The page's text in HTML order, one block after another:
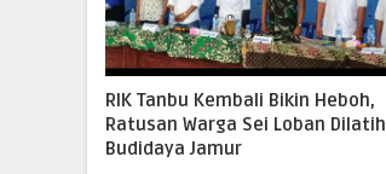
RIK Tanbu Kembali Bikin Heboh,
Ratusan Warga Sei Loban Dilatih
Budidaya Jamur